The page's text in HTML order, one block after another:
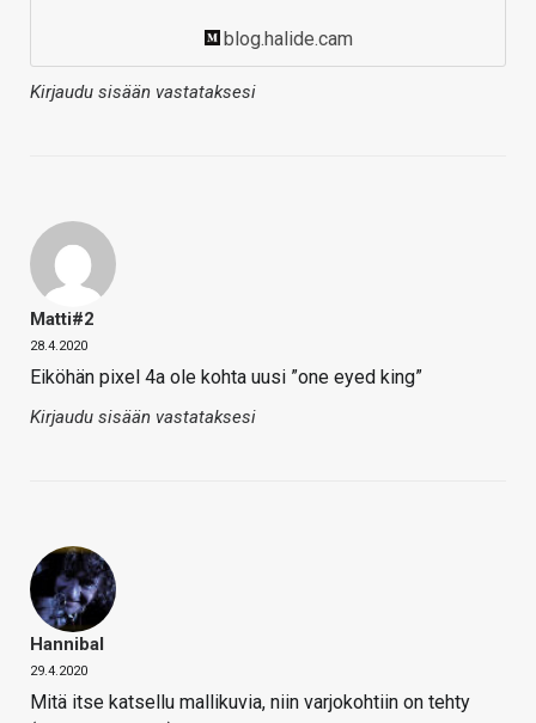
blog.halide.cam
Kirjaudu sisään vastataksesi
Matti#2
28.4.2020
Eiköhän pixel 4a ole kohta uusi ”one eyed king”
Kirjaudu sisään vastataksesi
Hannibal
29.4.2020
Mitä itse katsellu mallikuvia, niin varjokohtiin on tehty